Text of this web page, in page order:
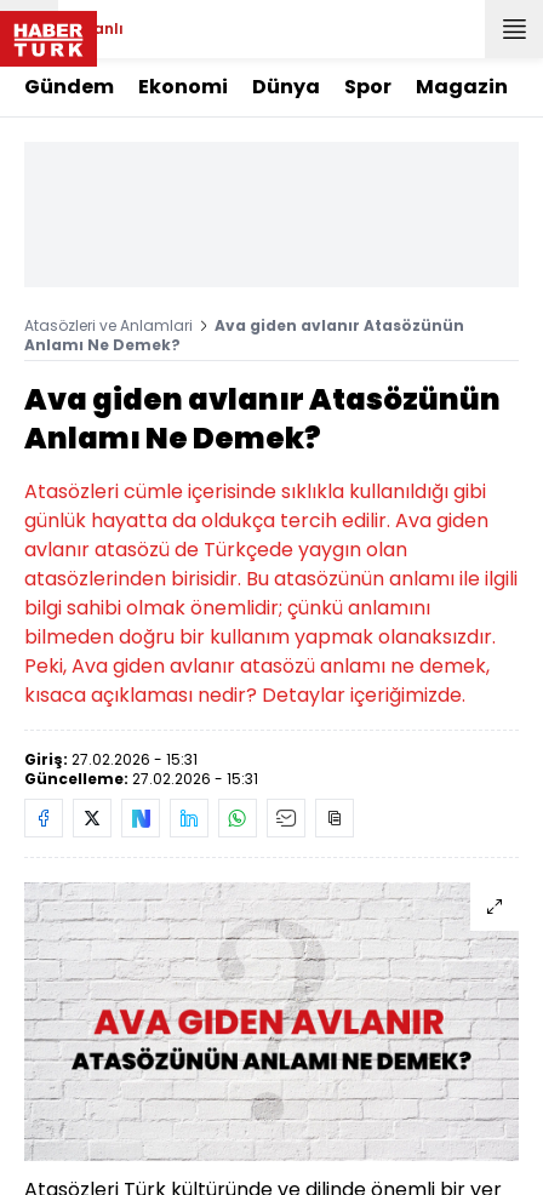
Canlı
Gündem Ekonomi Dünya Spor Magazin
Atasözleri ve Anlamlari
Ava giden avlanır Atasözünün
Anlamı Ne Demek?
Ava giden avlanır Atasözünün
Anlamı Ne Demek?
Atasözleri cümle içerisinde sıklıkla kullanıldığı gibi
günlük hayatta da oldukça tercih edilir. Ava giden
avlanır atasözü de Türkçede yaygın olan
atasözlerinden birisidir. Bu atasözünün anlamı ile ilgili
bilgi sahibi olmak önemlidir; çünkü anlamını
bilmeden doğru bir kullanım yapmak olanaksızdır.
Peki, Ava giden avlanır atasözü anlamı ne demek,
kısaca açıklaması nedir? Detaylar içeriğimizde.
Giriş: 27.02.2026 - 15:31
Güncelleme: 27.02.2026 - 15:31
Atasözleri Türk kültüründe ve dilinde önemli bir yer